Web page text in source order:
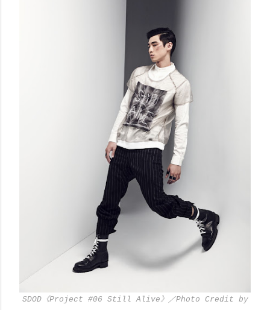
SDOD《Project #06 Still Alive》／Photo Credit by